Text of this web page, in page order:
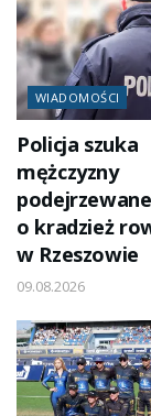
WIADOMOŚCI
Policja szuka
mężczyzny
o kradzież
w Rzeszowie
09.08.2026